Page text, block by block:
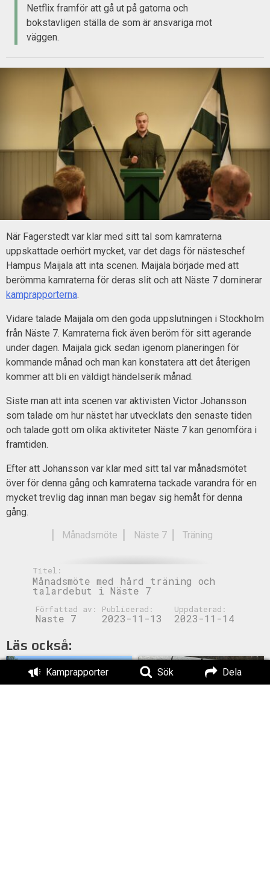
Kamprapporter Sök Dela
Netflix framför att gå ut på gatorna och
bokstavligen ställa de som är ansvariga mot
väggen.
När Fagerstedt var klar med sitt tal som kamraterna
uppskattade oerhört mycket, var det dags för nästeschef
Hampus Maijala att inta scenen. Maijala började med att
berömma kamraterna för deras slit och att Näste 7 dominerar
kamprapporterna.
Vidare talade Maijala om den goda uppslutningen i Stockholm
från Näste 7. Kamraterna fick även beröm för sitt agerande
under dagen. Maijala gick sedan igenom planeringen för
kommande månad och man kan konstatera att det återigen
kommer att bli en väldigt händelserik månad.
Siste man att inta scenen var aktivisten Victor Johansson
som talade om hur nästet har utvecklats den senaste tiden
och talade gott om olika aktiviteter Näste 7 kan genomföra i
framtiden.
Efter att Johansson var klar med sitt tal var månadsmötet
över för denna gång och kamraterna tackade varandra för en
mycket trevlig dag innan man begav sig hemåt för denna
gång.
Månadsmöte
Näste 7 Träning
Titel:
Månadsmöte med hård träning och
talardebut i Näste 7
Författad av:
Naste 7
Publicerad:
2023-11-13
Uppdaterad:
2023-11-14
Läs också: